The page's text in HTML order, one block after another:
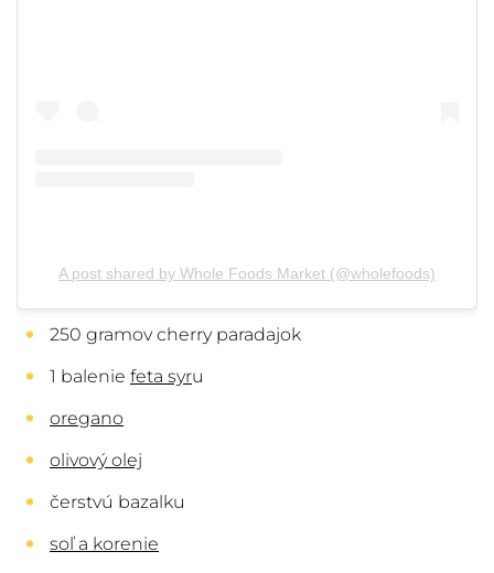
A post shared by Whole Foods Market (@wholefoods)
250 gramov cherry paradajok
1 balenie feta syru
oregano
olivový olej
čerstvú bazalku
soľ a korenie